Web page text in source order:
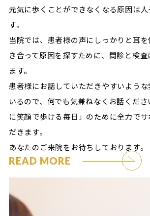
元気に歩くことができなくなる原因は
す。
当院では、患者様の声にしっかりと耳
き合って原因を探すために、問診と検
ます。
患者様にお話していただきやすいよう
いるので、何でも気兼ねなくお話くだ
に笑顔で歩ける毎日」のために全力で
だきます。
あなたのご来院をお待ちしております。
READ MORE